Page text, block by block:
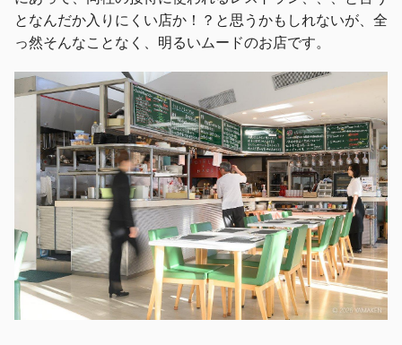
となんだか入りにくい店か！？と思うかもしれないが、全
っ然そんなことなく、明るいムードのお店です。